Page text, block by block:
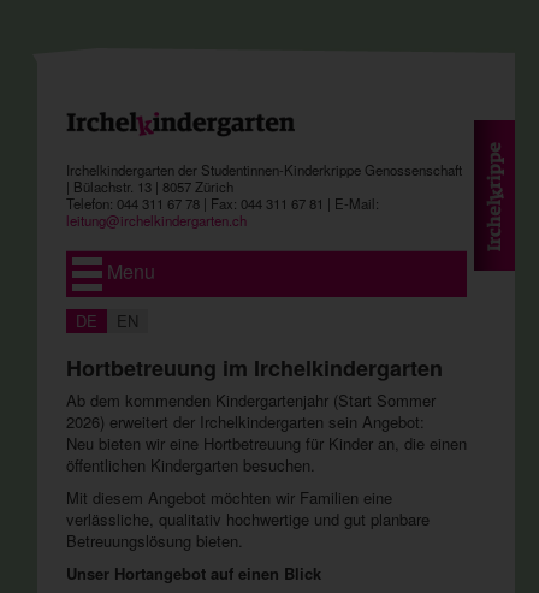
Irchelkindergarten der Studentinnen-Kinderkrippe Genossenschaft
| Bülachstr. 13 | 8057 Zürich
Telefon: 044 311 67 78 | Fax: 044 311 67 81 | E-Mail:
leitung@irchelkindergarten.ch
Menu
DE EN
Hortbetreuung im Irchelkindergarten
Ab dem kommenden Kindergartenjahr (Start Sommer
2026) erweitert der Irchelkindergarten sein Angebot:
Neu bieten wir eine Hortbetreuung für Kinder an, die einen
öffentlichen Kindergarten besuchen.
Mit diesem Angebot möchten wir Familien eine
verlässliche, qualitativ hochwertige und gut planbare
Betreuungslösung bieten.
Unser Hortangebot auf einen Blick